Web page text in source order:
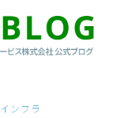
インフラ